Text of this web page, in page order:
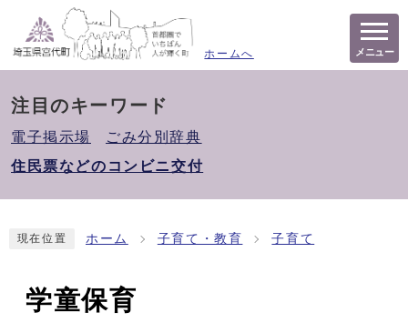
ホームへ メニュー
注目のキーワード
電子掲示場
ごみ分別辞典
住民票などのコンビニ交付
現在位置 ホーム 子育て・教育 子育て
学童保育